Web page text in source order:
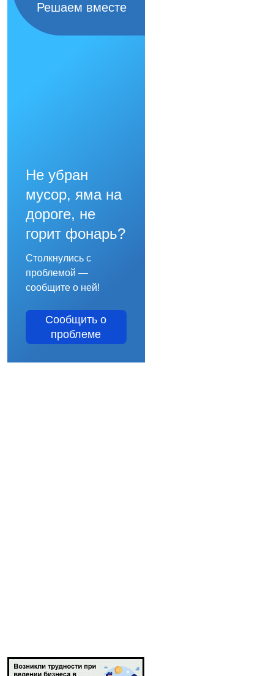
Решаем вместе
Не убран
мусор, яма на
дороге, не
горит фонарь?
Столкнулись с
проблемой —
сообщите о ней!
Сообщить о
проблеме